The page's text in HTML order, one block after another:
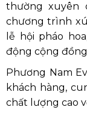
thường xuyên
chương trình
lễ hội pháo
động cộng
Phương Nam
khách hàng,
chất lượng cao